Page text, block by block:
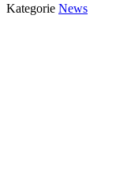
Kategorie News